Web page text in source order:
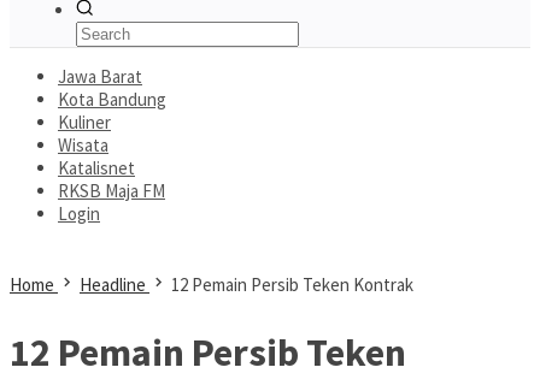
Jawa Barat
Kota Bandung
Kuliner
Wisata
Katalisnet
RKSB Maja FM
Login
Home Headline 12 Pemain Persib Teken Kontrak
12 Pemain Persib Teken